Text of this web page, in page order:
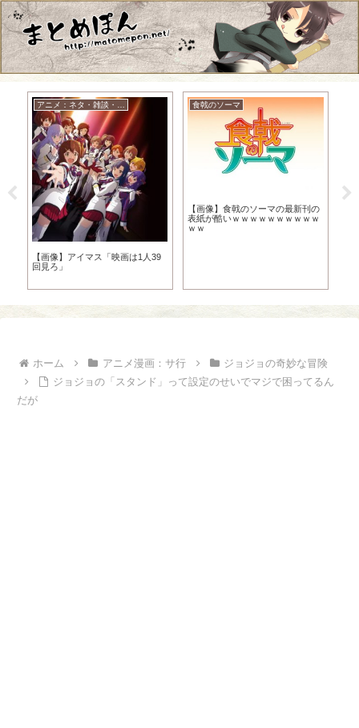
アニメ：ネタ・雑談・ニュース
【画像】アイマス「映画は1人39
回見ろ」
食戟のソーマ
【画像】食戟のソーマの最新刊の
表紙が酷いｗｗｗｗｗｗｗｗｗｗ
ｗｗ
ホーム アニメ漫画：サ行
ジョジョの奇妙な冒険
ジョジョの「スタンド」って設定のせいでマジで困ってるん
だが